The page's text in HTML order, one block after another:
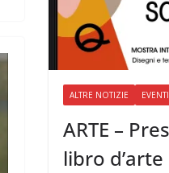
ALTRE NOTIZIE EVENTI
ARTE –
libro